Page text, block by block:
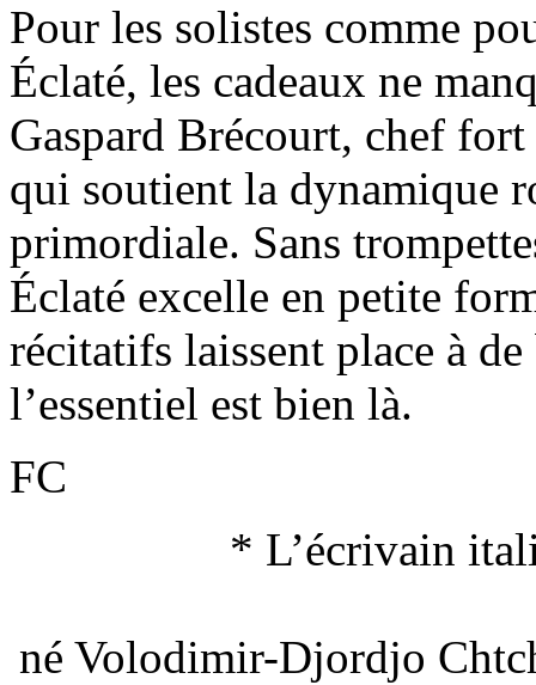
Pour les solistes comme
Éclaté, les cadeaux ne
Gaspard Brécourt, chef
qui soutient la dynamique
primordiale. Sans
Éclaté excelle en petite
récitatifs laissent place à
l’essentiel est bien là.
FC
* L’écrivain
né Volodimir-Djordjo